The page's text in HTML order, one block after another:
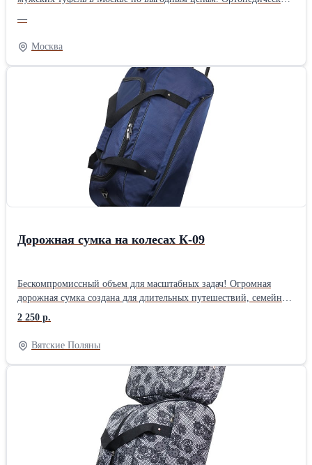
адаптируется к строению стопы и не натирает в процессе носки.
Обувь из натуральной кожи неприхотлива в уходе и устойчива к
деформации Ознакомиться с каталогом Вы можете на нашем
сайте
—
Москва
Дорожная сумка на колесах К-09
Бескомпромиссный объем для масштабных задач! Огромная
дорожная сумка создана для длительных путешествий, семейных
поездок, командировок и спортивных соревнований. Главное
отделение открывается полностью, как откидная крышка
чемодана. Вам больше не нужно заталкивать вещи в узкую щель
— вы видите весь свой гардероб как на ладони, можете
аккуратно разложить одежду и достать любую вещь со дна. Три
огромных наружных кармана на молнии позволяют разложить
вещи первой необходимости так, чтобы они всегда были под
рукой. Два больших прорезиненных колеса закреплены на
прочных болтах и шарнирах. Они мягко гасят неровности
дороги, катятся тихо и рассчитаны на экстремальные нагрузки
при полной загрузке сумки. Увеличенная высота выдвижной
2 250 р.
Вятские Поляны